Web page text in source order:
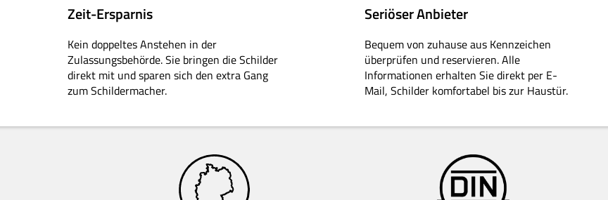
Zeit-Ersparnis
Kein doppeltes Anstehen in der
Zulassungsbehörde. Sie bringen die Schilder
direkt mit und sparen sich den extra Gang
zum Schildermacher.
Seriöser Anbieter
Bequem von zuhause aus Kennzeichen
überprüfen und reservieren. Alle
Informationen erhalten Sie direkt per E-
Mail, Schilder komfortabel bis zur Haustür.